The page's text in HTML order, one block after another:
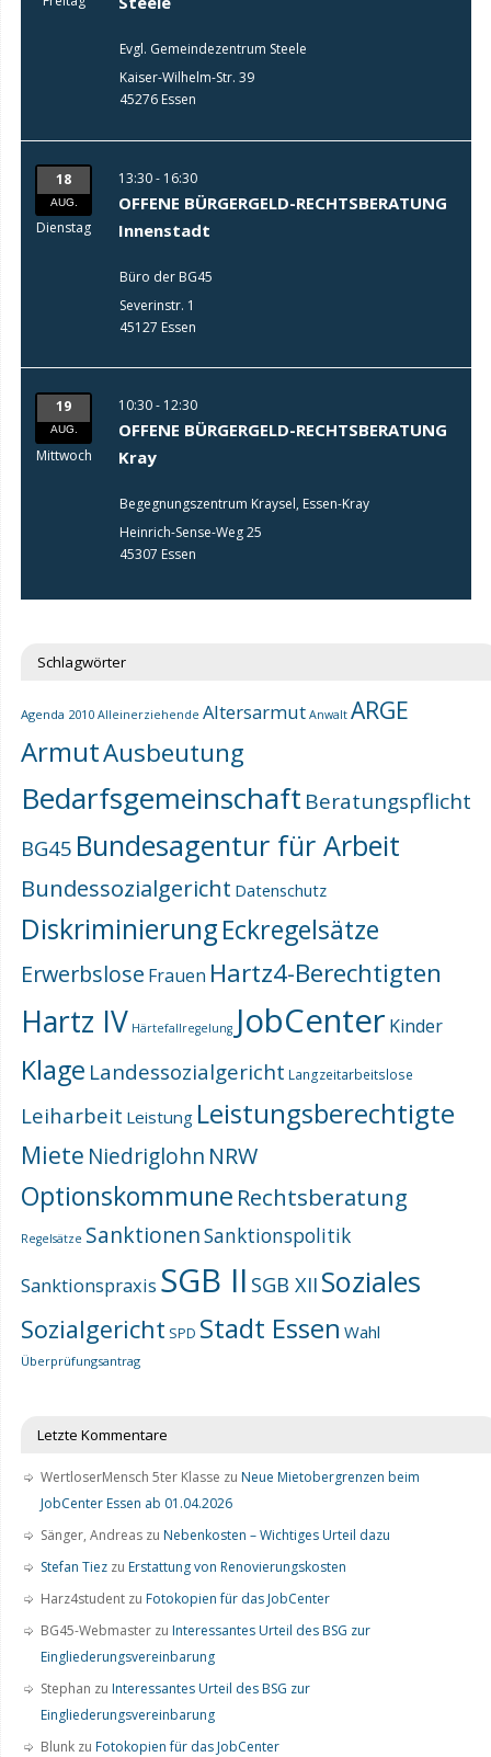
Evgl. Gemeindezentrum Steele
Kaiser-Wilhelm-Str. 39
45276 Essen
18
AUG.
Dienstag
13:30 - 16:30
OFFENE BÜRGERGELD-RECHTSBERATUNG
Innenstadt
Büro der BG45
Severinstr. 1
45127 Essen
19
AUG.
Mittwoch
10:30 - 12:30
OFFENE BÜRGERGELD-RECHTSBERATUNG
Kray
Begegnungszentrum Kraysel, Essen-Kray
Heinrich-Sense-Weg 25
45307 Essen
Schlagwörter
Agenda 2010 Alleinerziehende Altersarmut Anwalt ARGE
ArmutAusbeutung
Bedarfsgemeinschaft Beratungspflicht
BG45 Bundesagentur für Arbeit
Bundessozialgericht Datenschutz
DiskriminierungEckregelsätze
Erwerbslose Frauen Hartz4-Berechtigten
Hartz IV Härtefallregelung JobCenter Kinder
Klage Landessozialgericht Langzeitarbeitslose
Leiharbeit Leistung Leistungsberechtigte
Miete Niedriglohn NRW
Optionskommune Rechtsberatung
Regelsätze SanktionenSanktionspolitik
Sanktionspraxis SGB II SGB XII Soziales
Sozialgericht SPD Stadt Essen Wahl
Überprüfungsantrag
Letzte Kommentare
WertloserMensch 5ter Klasse zu Neue Mietobergrenzen beim
JobCenter Essen ab 01.04.2026
Sänger, Andreas zu Nebenkosten – Wichtiges Urteil dazu
Stefan Tiez zu Erstattung von Renovierungskosten
Harz4student zu Fotokopien für das JobCenter
BG45-Webmaster zu Interessantes Urteil des BSG zur
Eingliederungsvereinbarung
Stephan zu Interessantes Urteil des BSG zur
Eingliederungsvereinbarung
Blunk zu Fotokopien für das JobCenter